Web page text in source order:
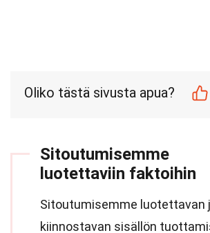
Oliko tästä sivusta apua?
Sitoutumisemme
luotettaviin faktoihin
Sitoutumisemme luotettavan
kiinnostavan sisällön